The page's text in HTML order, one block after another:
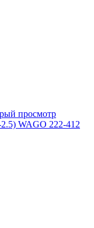
просмотр
WAGO 222-412